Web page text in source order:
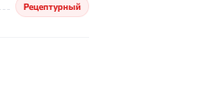
Рецептурный